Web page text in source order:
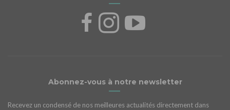
Abonnez-vous à notre newsletter
Recevez un condensé de nos meilleures actualités directement dans